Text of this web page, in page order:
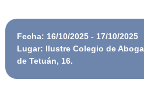
Fecha: 16/10/2025 - 17/10/2025
Lugar: Ilustre Colegio de
de Tetuán, 16.